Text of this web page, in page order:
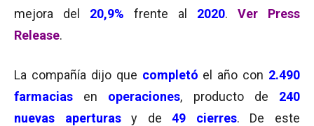
mejora del 20,9% frente al 2020. Ver Press
Release.
La compañía dijo que completó el año con 2.490
farmacias en operaciones, producto de 240
nuevas aperturasy de49 cierres. De este